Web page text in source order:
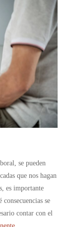
se pueden
que nos hagan
es importante
se
contar con el